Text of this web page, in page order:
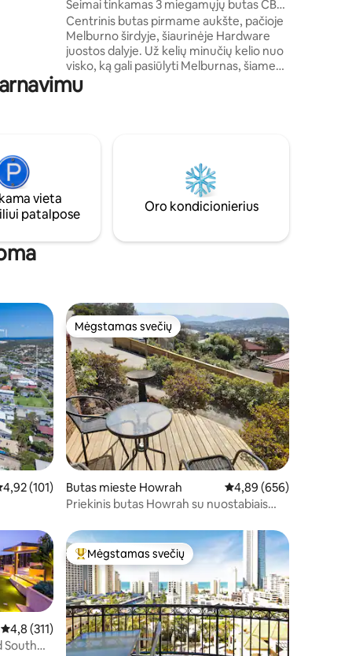
Šeimai tinkamas 3 miegamųjų butas CBD,
88 m²!
Centrinis butas pirmame aukšte, pačioje
Melburno širdyje, šiaurinėje Hardware
juostos dalyje. Už kelių minučių kelio nuo
visko, ką gali pasiūlyti Melburnas, šiame
švariame ir tvarkingame erdviame 3
miegamųjų bute yra aukštos kokybės
žingsnyje yra kavinės, restoranai, barai ir
paslėpti takai. Automobilių stovėjimo
aikštelė yra + 25 $ per dieną su
nemokamu įėjimu/išėjimu
vieta
patalpose
Oro kondicionierius
įvertinimas: 4,92 iš 5, atsiliepimų: 101
4,92 (101)
Mėgstamas svečių
Mėgstamas svečių
Butas mieste Howrah Vidutinis įvertinimas:
4,89 (656)
Priekinis butas Howrah su nuostabiais
Vidutinis įvertinimas: 4,8 iš 5, atsiliepimų: 311
4,8 (311)
South
Svečių mėgstamiausias
Mėgstamas svečių